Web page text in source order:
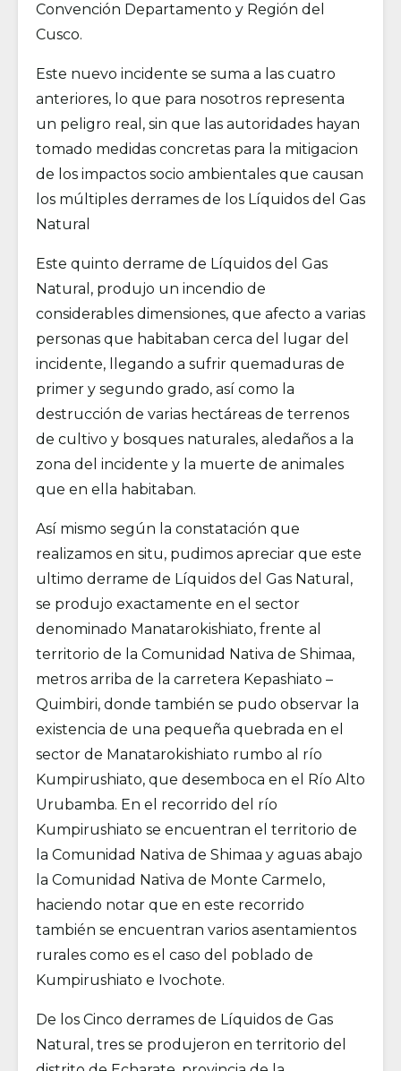
Convención Departamento y Región del
Cusco.
Este nuevo incidente se suma a las cuatro
anteriores, lo que para nosotros representa
un peligro real, sin que las autoridades hayan
tomado medidas concretas para la mitigacion
de los impactos socio ambientales que causan
los múltiples derrames de los Líquidos del Gas
Natural
Este quinto derrame de Líquidos del Gas
Natural, produjo un incendio de
considerables dimensiones, que afecto a varias
personas que habitaban cerca del lugar del
incidente, llegando a sufrir quemaduras de
primer y segundo grado, así como la
destrucción de varias hectáreas de terrenos
de cultivo y bosques naturales, aledaños a la
zona del incidente y la muerte de animales
que en ella habitaban.
Así mismo según la constatación que
realizamos en situ, pudimos apreciar que este
ultimo derrame de Líquidos del Gas Natural,
se produjo exactamente en el sector
denominado Manatarokishiato, frente al
territorio de la Comunidad Nativa de Shimaa,
metros arriba de la carretera Kepashiato –
Quimbiri, donde también se pudo observar la
existencia de una pequeña quebrada en el
sector de Manatarokishiato rumbo al río
Kumpirushiato, que desemboca en el Río Alto
Urubamba. En el recorrido del río
Kumpirushiato se encuentran el territorio de
la Comunidad Nativa de Shimaa y aguas abajo
la Comunidad Nativa de Monte Carmelo,
haciendo notar que en este recorrido
también se encuentran varios asentamientos
rurales como es el caso del poblado de
Kumpirushiato e Ivochote.
De los Cinco derrames de Líquidos de Gas
Natural, tres se produjeron en territorio del